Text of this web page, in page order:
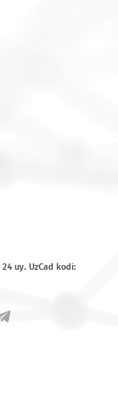
va hamkorlik
tadbirlarda
O‘zbekiston
garovidir.